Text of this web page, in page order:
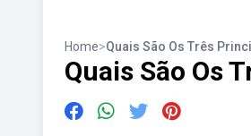
Home>Quais São Os Três
Quais São Os